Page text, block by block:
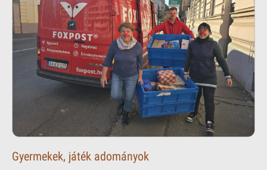
Gyermekek, játék adományok